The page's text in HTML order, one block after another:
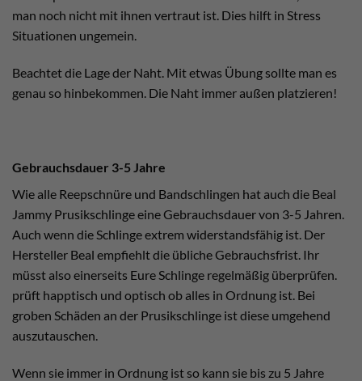
man noch nicht mit ihnen vertraut ist. Dies hilft in Stress
Situationen ungemein.
Beachtet die Lage der Naht. Mit etwas Übung sollte man es
genau so hinbekommen. Die Naht immer außen platzieren!
Gebrauchsdauer 3-5 Jahre
Wie alle Reepschnüre und Bandschlingen hat auch die Beal
Jammy Prusikschlinge eine Gebrauchsdauer von 3-5 Jahren.
Auch wenn die Schlinge extrem widerstandsfähig ist. Der
Hersteller Beal empfiehlt die übliche Gebrauchsfrist. Ihr
müsst also einerseits Eure Schlinge regelmäßig überprüfen.
prüft happtisch und optisch ob alles in Ordnung ist. Bei
groben Schäden an der Prusikschlinge ist diese umgehend
auszutauschen.
Wenn sie immer in Ordnung ist so kann sie bis zu 5 Jahre